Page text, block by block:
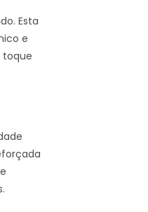
Esta
e
toque